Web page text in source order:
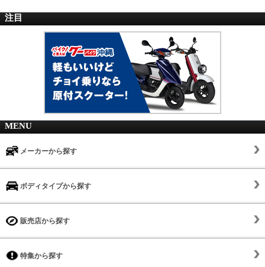
注目
MENU
メーカーから探す
ボディタイプから探す
販売店から探す
特集から探す